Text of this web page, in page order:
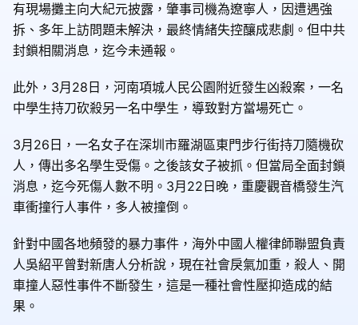
有現場攤主向大紀元披露，肇事司機為遼寧人，因遭遇強
拆、多年上訪問題未解決，最終情緒失控釀成悲劇。但中共
封鎖相關消息，迄今未通報。
此外，3月28日，河南項城人民公園附近發生凶殺案，一名
中學生持刀砍殺另一名中學生，導致對方當場死亡。
3月26日，一名女子在深圳市羅湖區東門步行街持刀隨機砍
人，傳出多名學生受傷。之後該女子被抓。但當局全面封鎖
消息，迄今死傷人數不明。3月22日晚，重慶觀音橋發生汽
車衝撞行人事件，多人被撞倒。
針對中國各地頻發的暴力事件，海外中國人權律師聯盟負責
人吳紹平曾對新唐人分析說，現在社會戾氣加重，殺人、開
車撞人惡性事件不斷發生，這是一種社會性壓抑造成的結
果。